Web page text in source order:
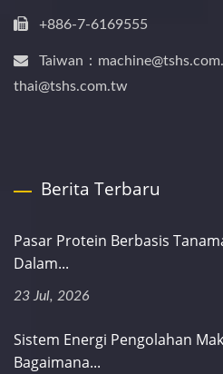
+886-7-6169555
Taiwan：
thai@tshs.com.tw
Berita Terbaru
Pasar Protein Berbasis
Dalam...
23 Jul, 2026
Sistem Energi Pengolahan
Bagaimana...